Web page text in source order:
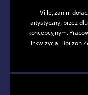
Ville, zanim
artystyczny, przez
koncepcyjnym.
Inkwizycja, Horizon